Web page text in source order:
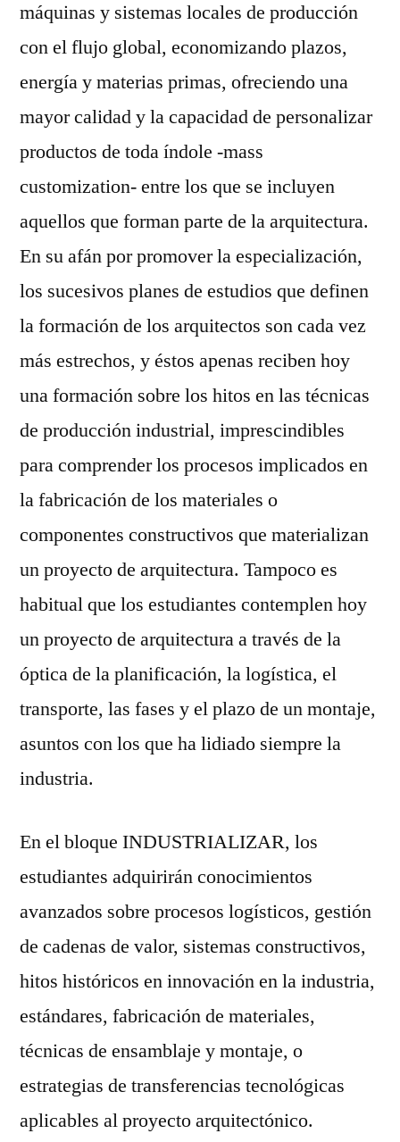
máquinas y sistemas locales de producción
con el flujo global, economizando plazos,
energía y materias primas, ofreciendo una
mayor calidad y la capacidad de personalizar
productos de toda índole -mass
customization- entre los que se incluyen
aquellos que forman parte de la arquitectura.
En su afán por promover la especialización,
los sucesivos planes de estudios que definen
la formación de los arquitectos son cada vez
más estrechos, y éstos apenas reciben hoy
una formación sobre los hitos en las técnicas
de producción industrial, imprescindibles
para comprender los procesos implicados en
la fabricación de los materiales o
componentes constructivos que materializan
un proyecto de arquitectura. Tampoco es
habitual que los estudiantes contemplen hoy
un proyecto de arquitectura a través de la
óptica de la planificación, la logística, el
transporte, las fases y el plazo de un montaje,
asuntos con los que ha lidiado siempre la
industria.
En el bloque INDUSTRIALIZAR, los
estudiantes adquirirán conocimientos
avanzados sobre procesos logísticos, gestión
de cadenas de valor, sistemas constructivos,
hitos históricos en innovación en la industria,
estándares, fabricación de materiales,
técnicas de ensamblaje y montaje, o
estrategias de transferencias tecnológicas
aplicables al proyecto arquitectónico.